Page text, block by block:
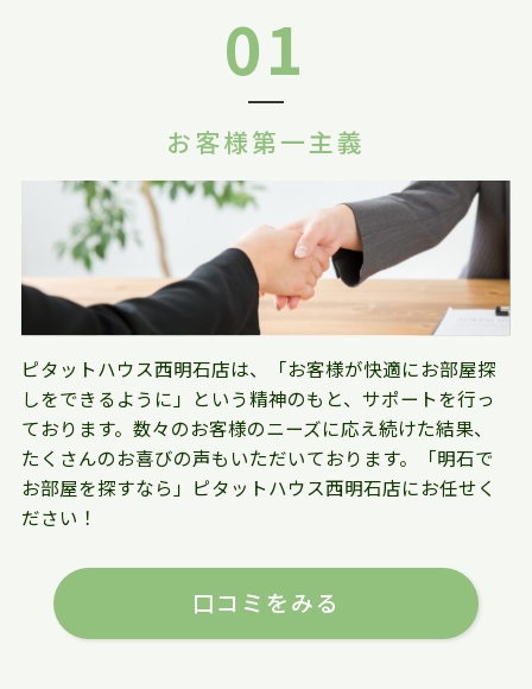
01
お客様第一主義
ピタットハウス西明石店は、「お客様が快適にお部屋探
しをできるように」という精神のもと、サポートを行っ
ております。数々のお客様のニーズに応え続けた結果、
たくさんのお喜びの声もいただいております。「明石で
お部屋を探すなら」ピタットハウス西明石店にお任せく
ださい！
口コミをみる